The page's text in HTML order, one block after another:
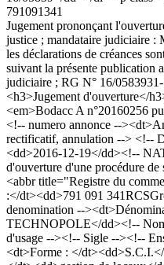
791091341
Jugement prononçant
justice ; mandataire judiciaire
les déclarations de créances
suivant la présente publication
judiciaire ; RG N° 16/05839
<h3>Jugement d'ouverture</
<em>Bodacc A n°20160256
<!-- numero annonce --
rectificatif, annulation --> <!--
<dd>2016-12-19</dd><!--
d'ouverture d'une procédure
<abbr title="Registre du
:</dt><dd>791 091
denomination --
TECHNOPOLE</dd><!--
d'usage --><!-- Sigle --><!--
<dt>Forme : </